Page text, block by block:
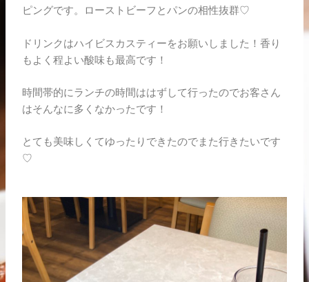
ピングです。ローストビーフとパンの相性抜群♡
ドリンクはハイビスカスティーをお願いしました！香り
もよく程よい酸味も最高です！
時間帯的にランチの時間ははずして行ったのでお客さん
はそんなに多くなかったです！
とても美味しくてゆったりできたのでまた行きたいです
♡